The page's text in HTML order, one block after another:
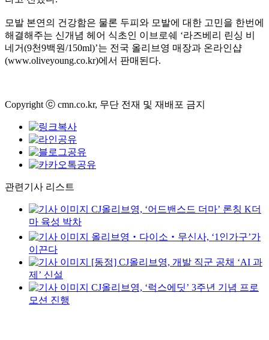
모발 본연의 건강함은 물론 두피와 모발에 대한 고민을 한번에
해결해주는 신개념 헤어 식초인 이브로쉐 ‘라즈베리 린싱 비
네거(9천9백원/150ml)’는 전국 올리브영 매장과 온라인샵
(www.oliveyoung.co.kr)에서 판매된다.
Copyright ⓒ cmn.co.kr, 무단 전재 및 재배포 금지
관련기사 리스트
CJ올리브영, ‘어드밴스드 더마’ 론칭 K더
마 육성 박차
올리브영‧다이소‧무신사, ‘1인가구’가
이끈다
[동정] CJ올리브영, 개발 직군 공채 ‘AI 과
제’ 신설
CJ올리브영, ‘럭스에딧’ 3주년 기념 프로
모션 진행